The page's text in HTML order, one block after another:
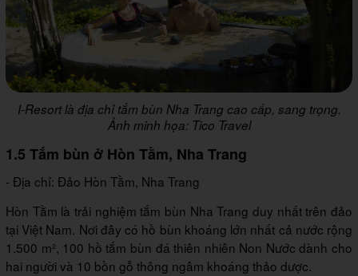
I-Resort là địa chỉ tắm bùn Nha Trang cao cấp, sang trọng.
Ảnh minh họa: Tico Travel
1.5 Tắm bùn ở Hòn Tằm, Nha Trang
- Địa chỉ: Đảo Hòn Tằm, Nha Trang
Hòn Tằm là trải nghiệm tắm bùn Nha Trang duy nhất trên đảo
tại Việt Nam. Nơi đây có hồ bùn khoáng lớn nhất cả nước rộng
1.500 m², 100 hồ tắm bùn đá thiên nhiên Non Nước dành cho
hai người và 10 bồn gỗ thông ngâm khoáng thảo dược.